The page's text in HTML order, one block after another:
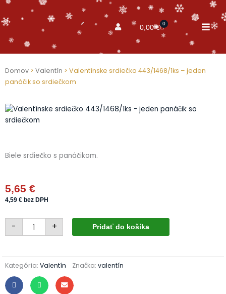
0,00€ 0
Cart
Domov > Valentín > Valentínske srdiečko 443/1468/1ks – jeden
panáčik so srdiečkom
Biele srdiečko s panáčikom.
5,65 €
4,59 € bez DPH
- množstvo
Valentínske
srdiečko
panáčik
so
+ Pridať do košíka
Kategória: Valentín Značka: valentín